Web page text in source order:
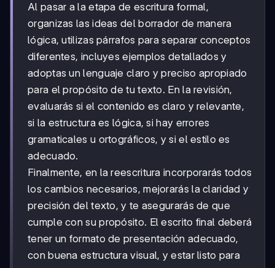
Al pasar a la etapa de escritura formal,
organizas las ideas del borrador de manera
lógica, utilizas párrafos para separar conceptos
diferentes, incluyes ejemplos detallados y
adoptas un lenguaje claro y preciso apropiado
para el propósito de tu texto. En la revisión,
evaluarás si el contenido es claro y relevante,
si la estructura es lógica, si hay errores
gramaticales u ortográficos, y si el estilo es
adecuado.
Finalmente, en la reescritura incorporarás todos
los cambios necesarios, mejorarás la claridad y
precisión del texto, y te asegurarás de que
cumple con su propósito. El escrito final deberá
tener un formato de presentación adecuado,
con buena estructura visual, y estar listo para